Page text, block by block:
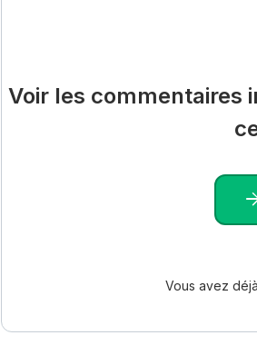
Voir les commentaires
Vous avez